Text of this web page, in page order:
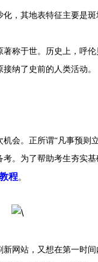
其地表特征主要是斑
于世。历史上，呼伦
纳了史前的人类活动。
。正所谓“凡事预则
。为了帮助考生夯实
程。
新网站，又想在第一时